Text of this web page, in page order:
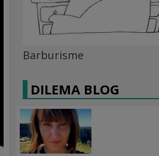
Barburisme
DILEMA BLOG